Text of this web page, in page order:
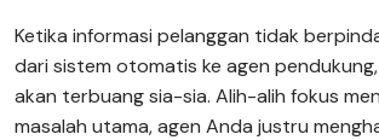
Ketika informasi pelanggan tidak
dari sistem otomatis ke agen
akan terbuang sia-sia. Alih-alih fokus
masalah utama, agen Anda justru